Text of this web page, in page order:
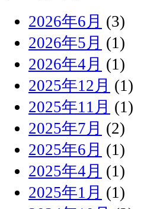
2026年6月 (3)
2026年5月 (1)
2026年4月 (1)
2025年12月 (1)
2025年11月 (1)
2025年7月 (2)
2025年6月 (1)
2025年4月 (1)
2025年1月 (1)